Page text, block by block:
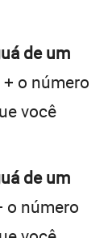
de um
o número
você
de um
o número